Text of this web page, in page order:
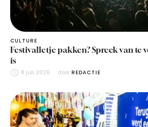
CULTURE
Festivalletje pakken? Spreek van te
is
8 juli 2026 door REDACTIE